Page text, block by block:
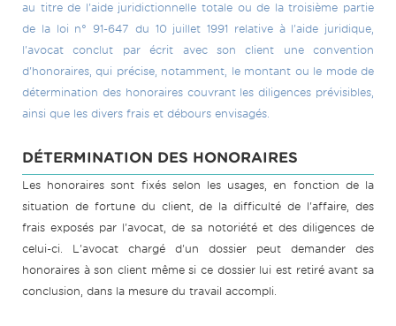
au titre de l'aide juridictionnelle totale ou de la troisième partie
de la loi n° 91-647 du 10 juillet 1991 relative à l'aide juridique,
l'avocat conclut par écrit avec son client une convention
d'honoraires, qui précise, notamment, le montant ou le mode de
détermination des honoraires couvrant les diligences prévisibles,
ainsi que les divers frais et débours envisagés.
DÉTERMINATION DES HONORAIRES
Les honoraires sont fixés selon les usages, en fonction de la
situation de fortune du client, de la difficulté de l'affaire, des
frais exposés par l'avocat, de sa notoriété et des diligences de
celui-ci. L'avocat chargé d'un dossier peut demander des
honoraires à son client même si ce dossier lui est retiré avant sa
conclusion, dans la mesure du travail accompli.